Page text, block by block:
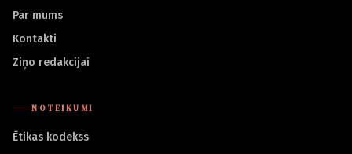
Par mums
Kontakti
Ziņo redakcijai
NOTEIKUMI
Ētikas kodekss